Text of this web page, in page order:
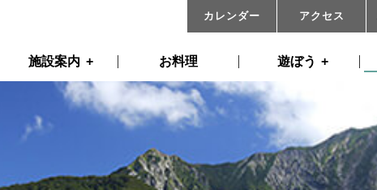
カレンダー アクセス
施設案内 お料理 遊ぼう